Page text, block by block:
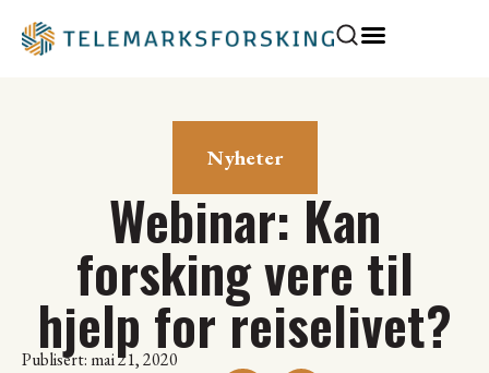
Nyheter
Webinar: Kan
forsking vere til
hjelp for reiselivet?
Publisert: mai 21, 2020